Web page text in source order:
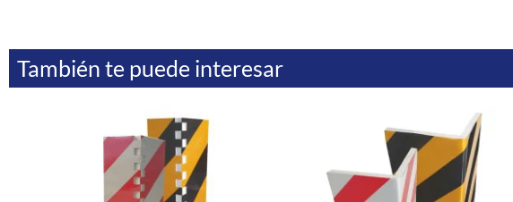
También te puede interesar